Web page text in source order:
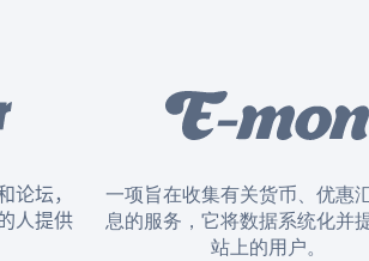
论坛，
人提供
一项旨在收集有关货币、优惠
息的服务，它将数据系统化并
站上的用户。